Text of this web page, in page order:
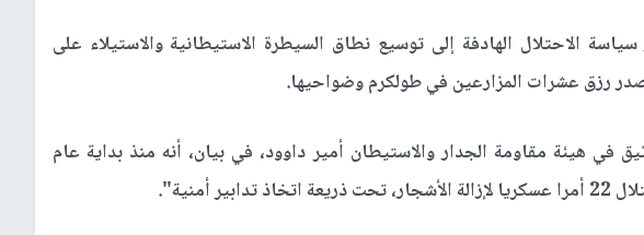
الاحتلال الهادفة إلى توسيع نطاق السيطرة الاستيطانية والاستيلاء على
رزق عشرات المزارعين في طولكرم وضواحيها.
في هيئة مقاومة الجدار والاستيطان أمير داوود، في بيان، أنه منذ بداية عام